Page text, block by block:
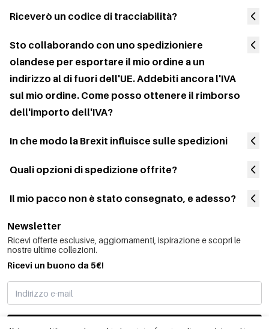
Riceverò un codice di tracciabilità?
Sto collaborando con uno spedizioniere
olandese per esportare il mio ordine a un
indirizzo al di fuori dell'UE. Addebiti ancora l'IVA
sul mio ordine. Come posso ottenere il rimborso
dell'importo dell'IVA?
In che modo la Brexit influisce sulle spedizioni
Quali opzioni di spedizione offrite?
Il mio pacco non è stato consegnato, e adesso?
Newsletter
Ricevi offerte esclusive, aggiornamenti, ispirazione e scopri le
nostre ultime collezioni.
Ricevi un buono da 5€!
MI STO REGISTRANDO